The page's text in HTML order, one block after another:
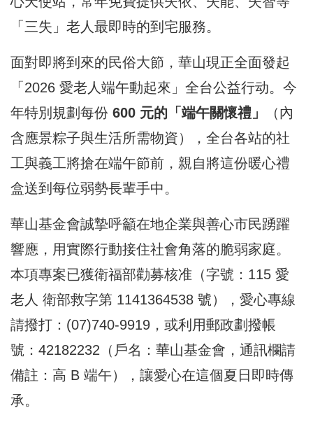
「三失」老人最即時的到宅服務。
面對即將到來的民俗大節，華山現正全面發起
「2026 愛老人端午動起來」全台公益行动。今
年特別規劃每份 600 元的「端午關懷禮」
（內
含應景粽子與生活所需物資），全台各站的社
工與義工將搶在端午節前，親自將這份暖心禮
盒送到每位弱勢長輩手中。
華山基金會誠摯呼籲在地企業與善心市民踴躍
響應，用實際行動接住社會角落的脆弱家庭。
本項專案已獲衛福部勸募核准（字號：115 愛
老人 衛部救字第 1141364538 號），愛心專線
請撥打：(07)740-9919，或利用郵政劃撥帳
號：42182232（戶名：華山基金會，通訊欄請
備註：高 B 端午），讓愛心在這個夏日即時傳
承。